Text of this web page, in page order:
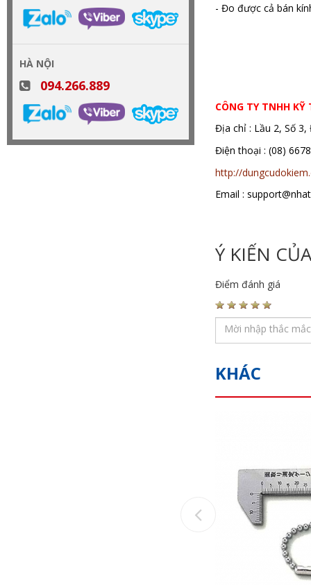
- Đo được cả bán
CÔNG TY TNHH
Địa chỉ : Lầu 2, Số
Điện thoại : (08)
http://
Email :
Ý KIẾN
Điểm đánh giá
KHÁC
Previous
HÀ NỘI
094.266.889